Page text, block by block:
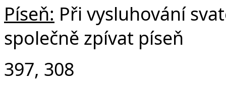
Píseň: Při vysluhování
společně zpívat píseň
397, 308